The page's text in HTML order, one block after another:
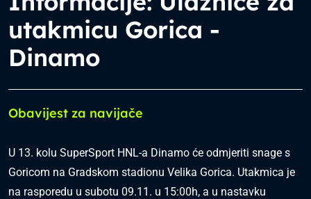
utakmicu Gorica -
Dinamo
Obavijest za navijače
U 13. kolu SuperSport HNL-a Dinamo će odmjeriti snage s
Goricom na Gradskom stadionu Velika Gorica. Utakmica je
na rasporedu u subotu 09.11. u 15:00h, a u nastavku